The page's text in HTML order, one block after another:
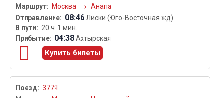
Москва
→ Анапа
08:46Лиски (Юго-Восточная жд)
20 ч. 1 мин.
04:38Ахтырская
Купить билеты
377Я